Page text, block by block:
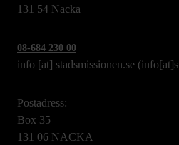
131 54 Nacka
08-684 230 00
info [at] stadsmissionen.se
Postadress:
Box 35
131 06 NACKA